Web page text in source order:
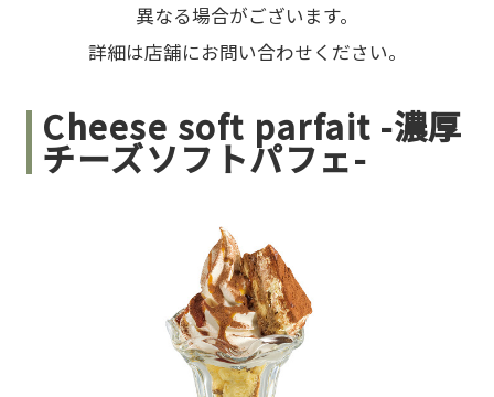
異なる場合がございます。
詳細は店舗にお問い合わせください。
Cheese soft parfait -濃厚
チーズソフトパフェ-